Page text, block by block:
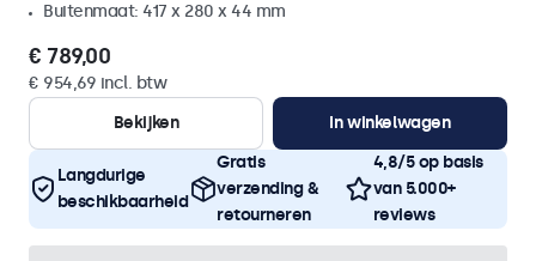
Buitenmaat: 417 x 280 x 44 mm
€ 789,00
€ 954,69 incl. btw
Bekijken
In winkelwagen
Langdurige
beschikbaarheid
Gratis
verzending &
retourneren
4,8/5 op basis
van 5.000+
reviews